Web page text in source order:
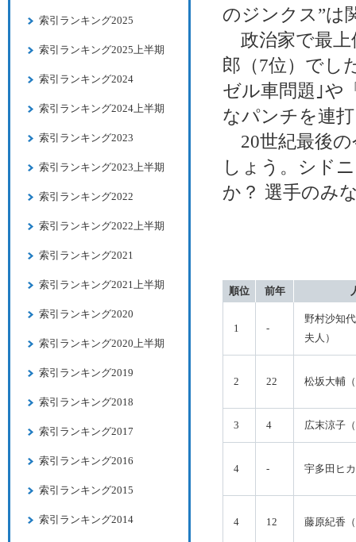
のジンクス”は
政治家で最上
郎（7位）でし
ゼル車問題｣や
なパンチを連
20世紀最後の
しょう。シド
か？ 選手のみ
順位 前年
1 -
野村沙知
夫人）
2 22 松坂大輔
3 4 広末涼子
4 - 宇多田ヒ
4 12 藤原紀香
索引ランキング2025
索引ランキング2025上半期
索引ランキング2024
索引ランキング2024上半期
索引ランキング2023
索引ランキング2023上半期
索引ランキング2022
索引ランキング2022上半期
索引ランキング2021
索引ランキング2021上半期
索引ランキング2020
索引ランキング2020上半期
索引ランキング2019
索引ランキング2018
索引ランキング2017
索引ランキング2016
索引ランキング2015
索引ランキング2014